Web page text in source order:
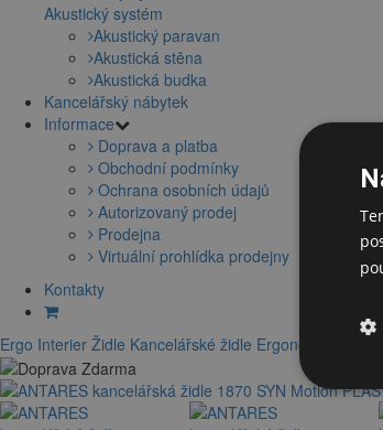
Akustický systém
Akustický paravan
Akustická stěna
Akustická budka
Kancelářský nábytek
Informace
Doprava a platba
Obchodní podmínky
Ochrana osobních údajů
Autorizovaný prodej
Prodejna
Virtuální prohlídka prodejny
Kontakty
Ergo Interier Židle Kancelářské židle Ergonomické židle